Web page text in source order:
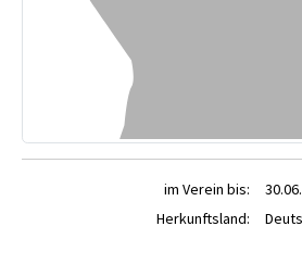
im Verein bis:
Herkunftsland: